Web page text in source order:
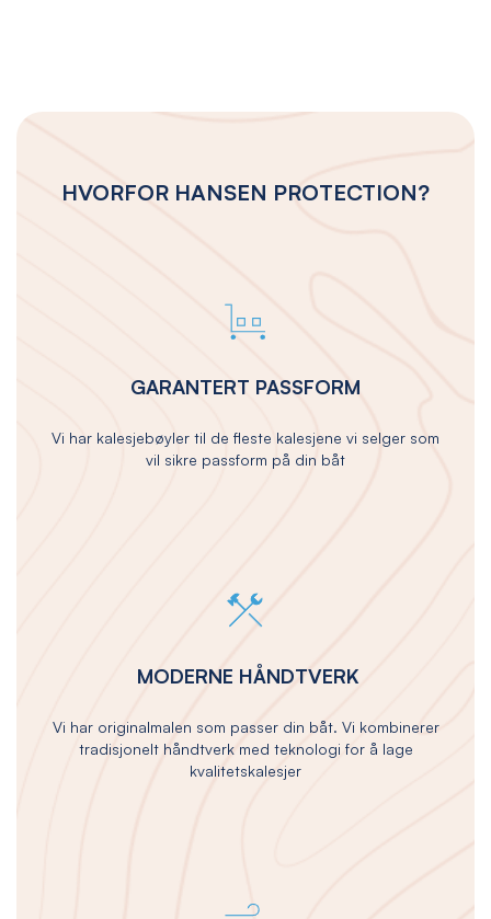
HVORFOR HANSEN PROTECTION?
GARANTERT PASSFORM
Vi har kalesjebøyler til de fleste kalesjene vi selger som
vil sikre passform på din båt
MODERNE HÅNDTVERK
Vi har originalmalen som passer din båt. Vi kombinerer
tradisjonelt håndtverk med teknologi for å lage
kvalitetskalesjer